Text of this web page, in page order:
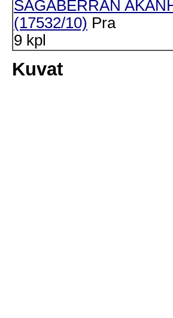
SAGABERRAN
(17532/10) Pra
9 kpl
Kuvat